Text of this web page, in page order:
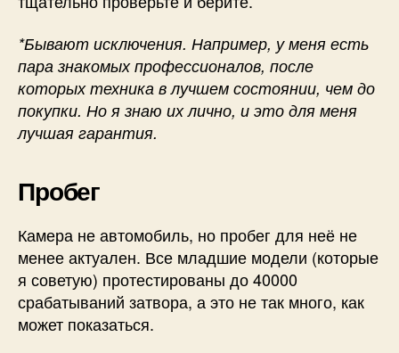
*Бывают исключения. Например, у меня есть
пара знакомых профессионалов, после
которых техника в лучшем состоянии, чем до
покупки. Но я знаю их лично, и это для меня
лучшая гарантия.
Пробег
Камера не автомобиль, но пробег для неё не
менее актуален. Все младшие модели (которые
я советую) протестированы до 40000
срабатываний затвора, а это не так много, как
может показаться.